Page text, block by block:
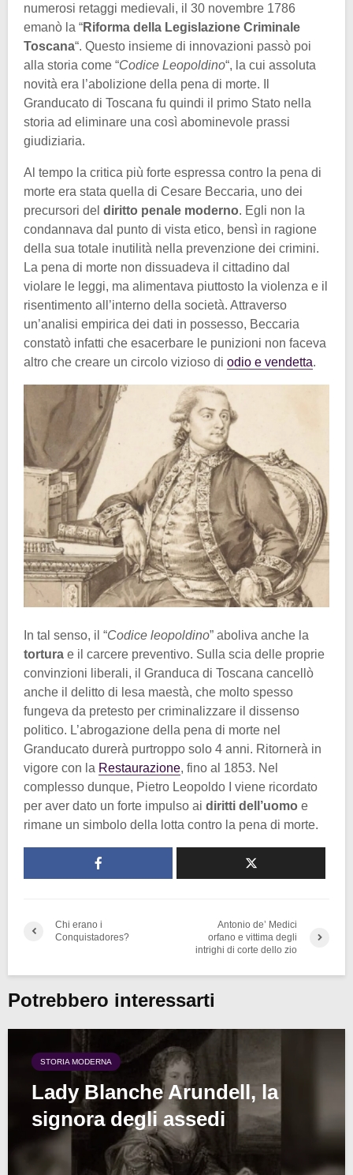
numerosi retaggi medievali, il 30 novembre 1786
emanò la “Riforma della Legislazione Criminale
Toscana“. Questo insieme di innovazioni passò poi
alla storia come “Codice Leopoldino“, la cui assoluta
novità era l’abolizione della pena di morte. Il
Granducato di Toscana fu quindi il primo Stato nella
storia ad eliminare una così abominevole prassi
giudiziaria.
Al tempo la critica più forte espressa contro la pena di
morte era stata quella di Cesare Beccaria, uno dei
precursori del diritto penale moderno. Egli non la
condannava dal punto di vista etico, bensì in ragione
della sua totale inutilità nella prevenzione dei crimini.
La pena di morte non dissuadeva il cittadino dal
violare le leggi, ma alimentava piuttosto la violenza e il
risentimento all’interno della società. Attraverso
un’analisi empirica dei dati in possesso, Beccaria
constatò infatti che esacerbare le punizioni non faceva
altro che creare un circolo vizioso di odio e vendetta.
In tal senso, il “Codice leopoldino” aboliva anche la
tortura e il carcere preventivo. Sulla scia delle proprie
convinzioni liberali, il Granduca di Toscana cancellò
anche il delitto di lesa maestà, che molto spesso
fungeva da pretesto per criminalizzare il dissenso
politico. L’abrogazione della pena di morte nel
Granducato durerà purtroppo solo 4 anni. Ritornerà in
vigore con la Restaurazione, fino al 1853. Nel
complesso dunque, Pietro Leopoldo I viene ricordato
per aver dato un forte impulso ai diritti dell’uomo e
rimane un simbolo della lotta contro la pena di morte.
Chi erano i
Conquistadores?
Antonio de’ Medici
orfano e vittima degli
intrighi di corte dello zio
Potrebbero interessarti
STORIA MODERNA
Lady Blanche Arundell, la
signora degli assedi